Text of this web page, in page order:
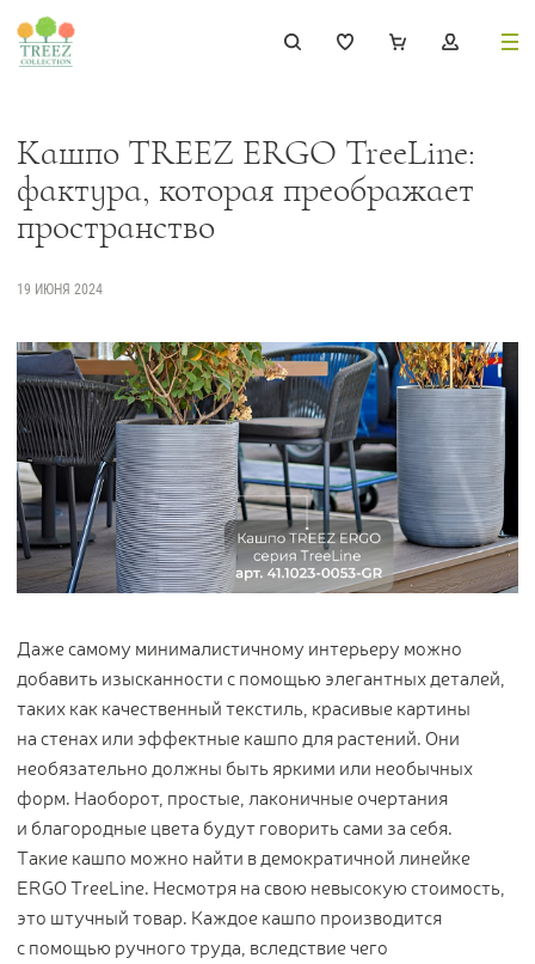
Деревья
Растения, кусты, мох и трава 221
Ампельные растения 70
Кашпо 256
Дизайнерские композиции 17
Цветы 123
Товары с 3D-моделями 499
Готовые решения от Treez
Алфавитный указатель
Прайс-листы и каталоги
Кашпо TREEZ ERGO TreeLine:
фактура, которая преображает
пространство
19 ИЮНЯ 2024
Даже самому минималистичному интерьеру можно
добавить изысканности с помощью элегантных деталей,
таких как качественный текстиль, красивые картины
на стенах или эффектные кашпо для растений. Они
необязательно должны быть яркими или необычных
форм. Наоборот, простые, лаконичные очертания
и благородные цвета будут говорить сами за себя.
Такие кашпо можно найти в демократичной линейке
ERGO TreeLine. Несмотря на свою невысокую стоимость,
это штучный товар. Каждое кашпо производится
с помощью ручного труда, вследствие чего